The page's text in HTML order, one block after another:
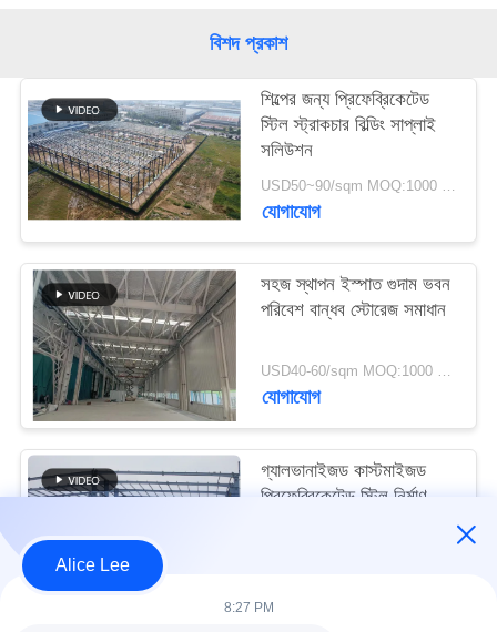
খবর
মামলা
সাইট
ম্যাপ
গোপনীয়তা
নীতি
বিশদ প্রকাশ
শিল্পের জন্য প্রিফেব্রিকেটেড
স্টিল স্ট্রাকচার বিল্ডিং সাপ্লাই
সলিউশন
USD50~90/sqm MOQ:1000 বর্গমিটার
যোগাযোগ
সহজ স্থাপন ইস্পাত গুদাম ভবন
পরিবেশ বান্ধব স্টোরেজ সমাধান
USD40-60/sqm MOQ:1000 বর্গমিটার
যোগাযোগ
গ্যালভানাইজড কাস্টমাইজড
প্রিফেব্রিকেটেড স্টিল নির্মাণ
Alice Lee
8:27 PM